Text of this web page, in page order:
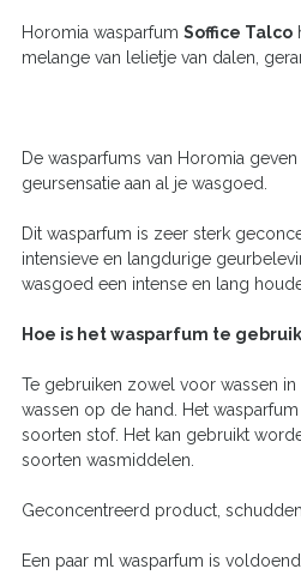
Horomia wasparfum Soffice Talco
melange van lelietje van dalen,
De wasparfums van Horomia
geursensatie aan al je wasgoed.
Dit wasparfum is zeer sterk
intensieve en langdurige
wasgoed een intense en lang
Hoe is het wasparfum te
Te gebruiken zowel voor wassen
wassen op de hand. Het
soorten stof. Het kan gebruikt
soorten wasmiddelen.
Geconcentreerd product,
Een paar ml wasparfum is